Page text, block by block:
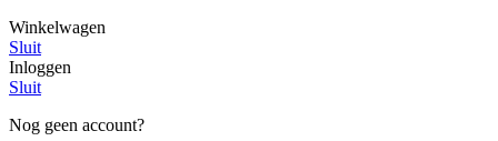
Winkelwagen
Sluit
Inloggen
Sluit
Nog geen account?